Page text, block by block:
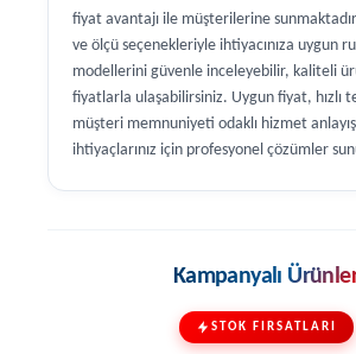
fiyat avantajı ile müşterilerine
ve ölçü seçenekleriyle ihtiyacınıza uygun
modellerini güvenle inceleyebilir, kaliteli
fiyatlarla ulaşabilirsiniz. Uygun fiyat, hızlı
müşteri memnuniyeti odaklı hizmet
ihtiyaçlarınız için profesyonel çözümler
Kampanyalı
STOK FIRSATLARI